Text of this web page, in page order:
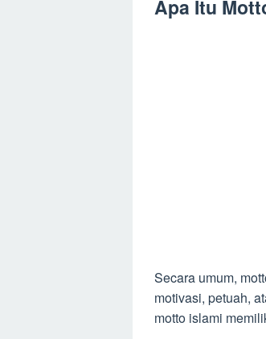
Apa Itu
Secara umum,
motivasi, petuah,
motto islami